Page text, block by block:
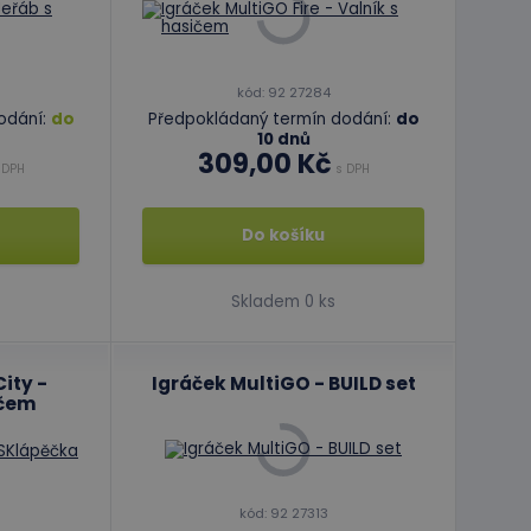
do
kód: 92 27284
Předpokládaný termín dodání: do
10 dnů
309,00 Kč s DPH
Do košíku
Skladem 0 ks
-
Igráček MultiGO - BUILD set
kód: 92 27313